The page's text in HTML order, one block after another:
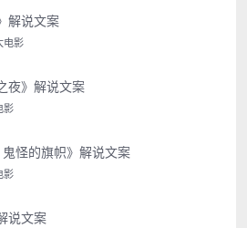
解说文案
电影
夜》解说文案
影
鬼怪的旗帜》解说文案
影
说文案